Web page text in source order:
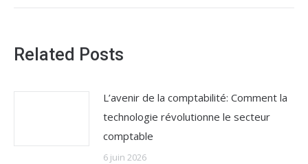
Related Posts
L’avenir de la comptabilité: Comment la
technologie révolutionne le secteur
comptable
6 juin 2026